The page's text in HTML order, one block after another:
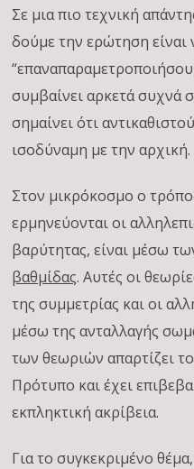
Σε μια πιο τεχνική
δούμε την ερώτηση είναι
συμβαίνει αρκετά συχνά
σημαίνει ότι
ισοδύναμη με την αρχική.
Στον μικρόκοσμο ο
ερμηνεύονται οι
βαρύτητας, είναι μέσω
βαθμίδας. Αυτές οι
της συμμετρίας και οι
μέσω της ανταλλαγής
των θεωριών απαρτίζει
Πρότυπο και έχει
εκπληκτική ακρίβεια.
Για το συγκεκριμένο